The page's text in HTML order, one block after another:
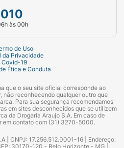
às 00h
de Uso
da Privacidade
Covid-19
Ética e Conduta
que o seu site oficial corresponde ao
não reconhecendo qualquer outro que
Para sua segurança recomendamos
em sites desconhecidos que se utilizem
da Drogaria Araujo S.A. Em caso de
em contato com (31) 3270-5000.
| CNPJ: 17.256.512.0001-16 | Endereço:
30170-120 - Belo Horizonte - MG |